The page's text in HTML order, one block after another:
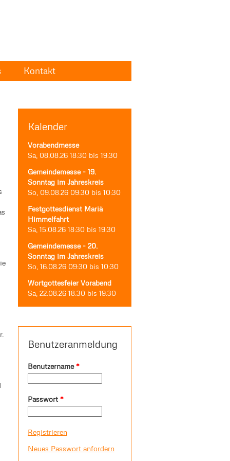
Kontakt
Kalender
Vorabendmesse
Sa, 08.08.26 18:30 bis 19:30
Gemeindemesse - 19.
Sonntag im Jahreskreis
So, 09.08.26 09:30 bis 10:30
Festgottesdienst Mariä
Himmelfahrt
Sa, 15.08.26 18:30 bis 19:30
Gemeindemesse - 20.
Sonntag im Jahreskreis
So, 16.08.26 09:30 bis 10:30
Wortgottesfeier Vorabend
Sa, 22.08.26 18:30 bis 19:30
Benutzeranmeldung
Benutzername *
Passwort *
Registrieren
Neues Passwort anfordern